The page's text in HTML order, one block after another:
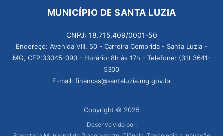
MUNICÍPIO DE SANTA LUZIA
CNPJ: 18.715.409/0001-50
Endereço: Avenida VIII, 50 - Carreira Comprida - Santa Luzia -
MG, CEP:33045-090 - Horário: 8h às 17h - Telefone: (31) 3641-
5300
E-mail: financas@santaluzia.mg.gov.br
Copyright © 2025
Desenvolvido por: